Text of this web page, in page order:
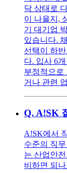
닥 상태로
이 나을지,
기 대기업
있습니다.
선택이 하
다. 입사 6
부정적으로
거나 관련
Q. A!SK
A!SK에서
수준의 직
는 산업안
비하면 되나